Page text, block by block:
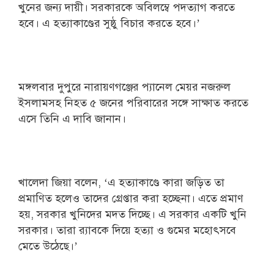
খুনের জন্য দায়ী। সরকারকে অবিলম্বে পদত্যাগ করতে
হবে। এ হত্যাকাণ্ডের সুষ্ঠু বিচার করতে হবে।’
মঙ্গলবার দুপুরে নারায়ণগঞ্জের প্যানেল মেয়র নজরুল
ইসলামসহ নিহত ৫ জনের পরিবারের সঙ্গে সাক্ষাত করতে
এসে তিনি এ দাবি জানান।
খালেদা জিয়া বলেন, ‘এ হত্যাকাণ্ডে কারা জড়িত তা
প্রমাণিত হলেও তাদের গ্রেপ্তার করা হচ্ছেনা। এতে প্রমাণ
হয়, সরকার খুনিদের মদত দিচ্ছে। এ সরকার একটি খুনি
সরকার। তারা র‌্যাবকে দিয়ে হত্যা ও গুমের মহোৎসবে
মেতে উঠেছে।’